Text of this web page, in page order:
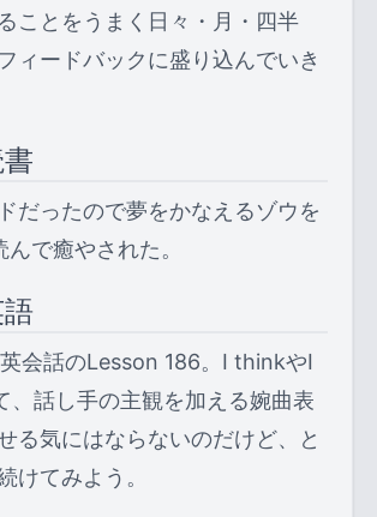
ことをうまく日々・月・四半
ィードバックに盛り込んでいき
だったので夢をかなえるゾウを
で癒やされた。
会話のLesson 186。I thinkやI
、話し手の主観を加える婉曲表
る気にはならないのだけど、と
けてみよう。